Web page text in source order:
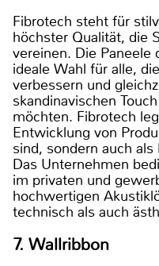
Fibrotech steht für
höchster Qualität, die
vereinen. Die Paneele
ideale Wahl für alle,
verbessern und
skandinavischen
möchten. Fibrotech
Entwicklung von
sind, sondern auch
Das Unternehmen
im privaten und
hochwertigen
technisch als auch
7. Wallribbon